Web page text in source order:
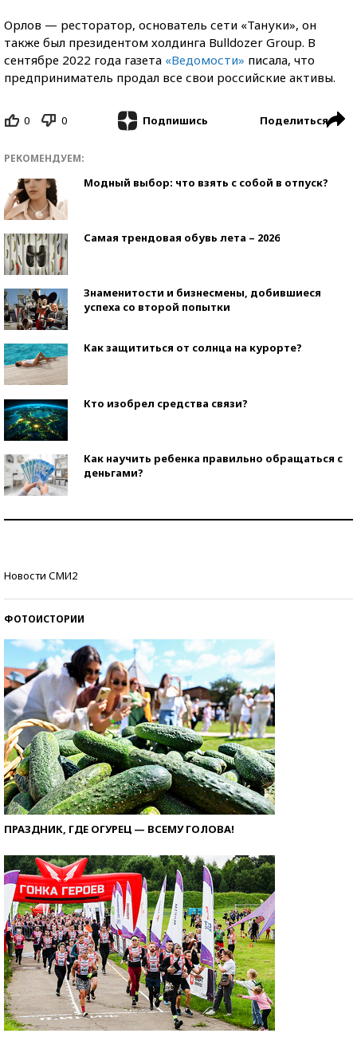
Орлов — ресторатор, основатель сети «Тануки», он
также был президентом холдинга Bulldozer Group. В
сентябре 2022 года газета «Ведомости» писала, что
предприниматель продал все свои российские активы.
0 0 Подпишись Поделиться
РЕКОМЕНДУЕМ:
Модный выбор: что взять с собой в отпуск?
Самая трендовая обувь лета – 2026
Знаменитости и бизнесмены, добившиеся
успеха со второй попытки
Как защититься от солнца на курорте?
Кто изобрел средства связи?
Как научить ребенка правильно обращаться с
деньгами?
Новости СМИ2
ФОТОИСТОРИИ
ПРАЗДНИК, ГДЕ ОГУРЕЦ — ВСЕМУ ГОЛОВА!